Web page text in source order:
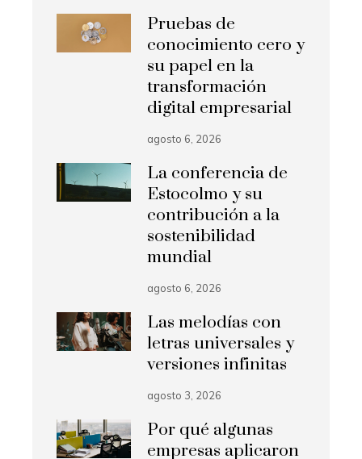
Pruebas de
conocimiento cero y
su papel en la
transformación
digital empresarial
agosto 6, 2026
La conferencia de
Estocolmo y su
contribución a la
sostenibilidad
mundial
agosto 6, 2026
Las melodías con
letras universales y
versiones infinitas
agosto 3, 2026
Por qué algunas
empresas aplicaron